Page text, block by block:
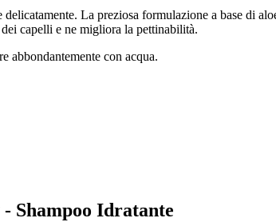
La preziosa formulazione a base di
capelli e ne migliora la pettinabilità.
abbondantemente con acqua.
Shampoo Idratante